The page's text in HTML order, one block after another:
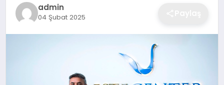
BESLENMEadmin
04 Şubat 2025